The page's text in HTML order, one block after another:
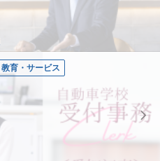
教育・サービス